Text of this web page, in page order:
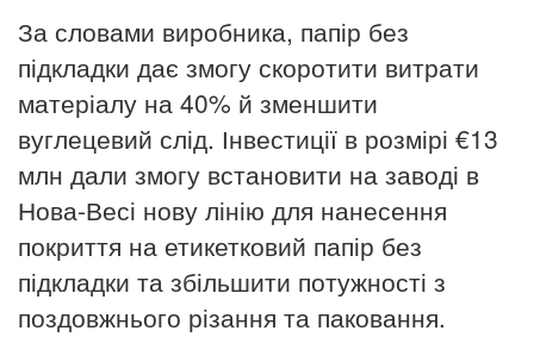
За словами виробника, папір без
підкладки дає змогу скоротити витрати
матеріалу на 40% й зменшити
вуглецевий слід. Інвестиції в розмірі €13
млн дали змогу встановити на заводі в
Нова-Весі нову лінію для нанесення
покриття на етикетковий папір без
підкладки та збільшити потужності з
поздовжнього різання та паковання.